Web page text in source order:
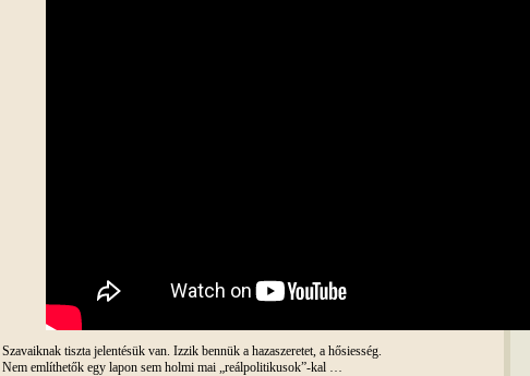
Szavaiknak tiszta jelentésük van. Izzik bennük a hazaszeretet, a hősiesség.
Nem említhetők egy lapon sem holmi mai „reálpolitikusok”-kal …